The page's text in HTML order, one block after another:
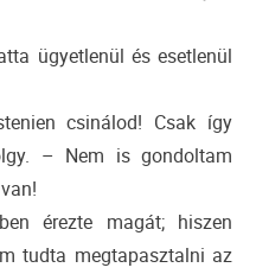
ügyetlenül és esetlenül
csinálod! Csak így
– Nem is gondoltam
érezte magát; hiszen
tudta megtapasztalni az